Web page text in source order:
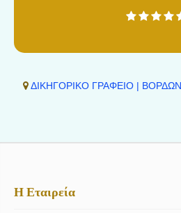
ΔΙΚΗΓΟΡΙΚΟ ΓΡΑΦΕΙΟ |
Η Εταιρεία